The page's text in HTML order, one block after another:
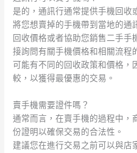
是的，通訊行通常提供手機回收
將您想賣掉的手機帶到當地的通
回收價格或者協助您銷售二手手
接詢問有關手機價格和相關流程
可能有不同的回收政策和價格，
較，以獲得最優惠的交易。
賣手機需要證件嗎？
通常而言，在賣手機的過程中，
份證明以確保交易的合法性。
建議您在進行交易之前可以與店